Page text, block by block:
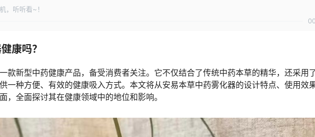
，听听看~！
康吗？
款新型中药健康产品，备受消费者关注。它不仅结合了传统中药本草的精华，还采用
一种方便、有效的健康吸入方式。本文将从安易本草中药雾化器的设计特点、使用效果
，全面探讨其在健康领域中的地位和影响。